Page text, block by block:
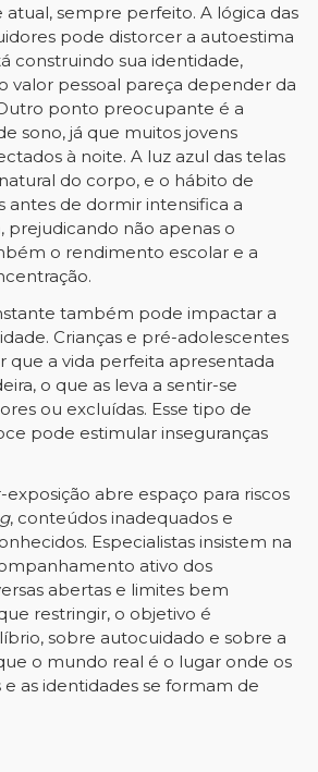
atual, sempre perfeito. A lógica das
pode distorcer a autoestima
construindo sua identidade,
valor pessoal pareça depender da
ponto preocupante é a
sono, já que muitos jovens
à noite. A luz azul das telas
do corpo, e o hábito de
antes de dormir intensifica a
prejudicando não apenas o
o rendimento escolar e a
também pode impactar a
Crianças e pré-adolescentes
que a vida perfeita apresentada
o que as leva a sentir-se
ou excluídas. Esse tipo de
pode estimular inseguranças
exposição abre espaço para riscos
, conteúdos inadequados e
Especialistas insistem na
ativo dos
abertas e limites bem
restringir, o objetivo é
sobre autocuidado e sobre a
o mundo real é o lugar onde os
e as identidades se formam de